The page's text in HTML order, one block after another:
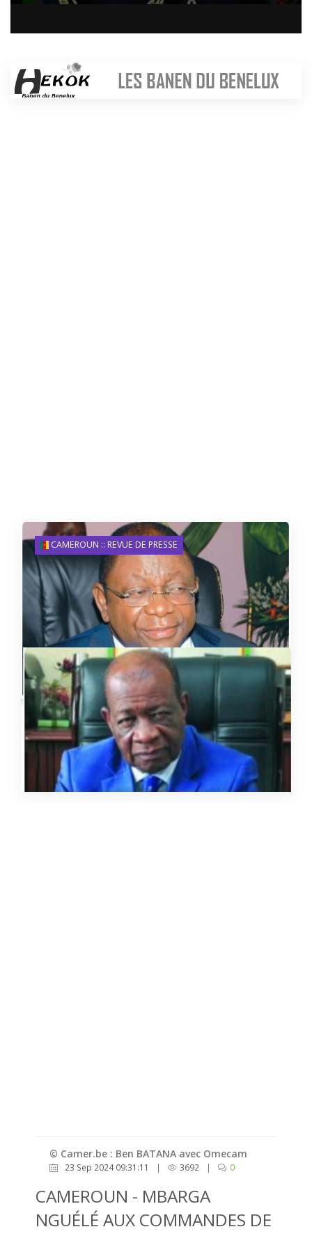
CAMEROUN :: REVUE DE PRESSE
© Camer.be : Ben BATANA avec Omecam
23 Sep 2024 09:31:11 | 3692 | 0
CAMEROUN - MBARGA
NGUÉLÉ AUX COMMANDES DE